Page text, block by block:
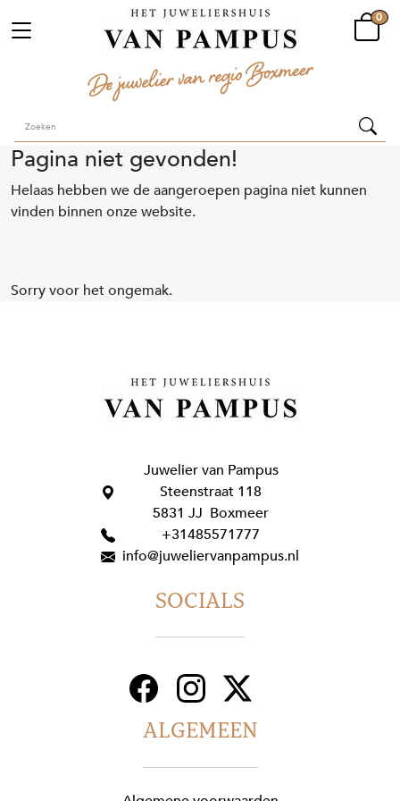
0
Pagina niet gevonden!
Helaas hebben we de aangeroepen pagina niet kunnen
vinden binnen onze website.
Sorry voor het ongemak.
Juwelier van Pampus
Steenstraat 118
5831 JJ Boxmeer
+31485571777
info@juweliervanpampus.nl
ALGEMEEN
SOCIALS